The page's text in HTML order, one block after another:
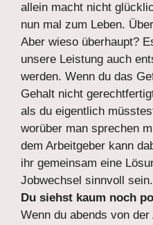
allein macht nicht
nun mal zum Leben.
Aber wieso überhaupt?
unsere Leistung auch
werden. Wenn du das
Gehalt nicht
als du eigentlich
worüber man sprechen
dem Arbeitgeber kann
ihr gemeinsam eine
Jobwechsel sinnvoll sein.
Du siehst kaum noch
Wenn du abends von